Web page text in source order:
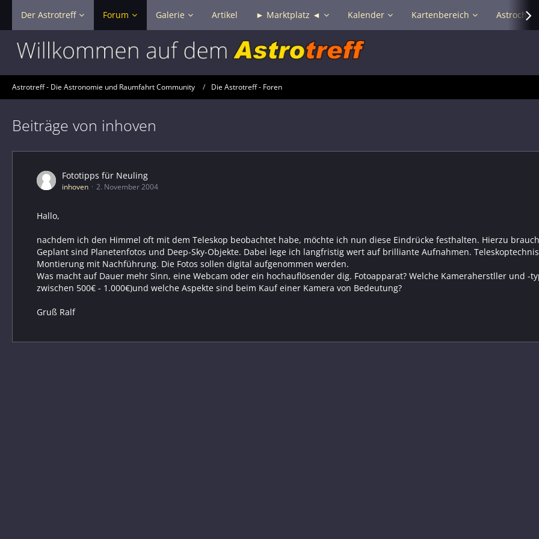
Der Astrotreff Forum Galerie Artikel ► Marktplatz ◄ Kalender Kartenbereich Astrochat
Astrotreff - Die Astronomie und Raumfahrt Community Die Astrotreff - Foren
Beiträge von inhoven
Fototipps für Neuling
inhoven 2. November 2004
Hallo,
nachdem ich den Himmel oft mit dem Teleskop beobachtet habe, möchte ich nun diese Eindrücke festhalten. Hierzu
Geplant sind Planetenfotos und Deep-Sky-Objekte. Dabei lege ich langfristig wert auf brilliante Aufnahmen.
Montierung mit Nachführung. Die Fotos sollen digital aufgenommen werden.
Was macht auf Dauer mehr Sinn, eine Webcam oder ein hochauflösender dig. Fotoapparat? Welche Kameraherstller und -
zwischen 500€ - 1.000€)und welche Aspekte sind beim Kauf einer Kamera von Bedeutung?
Gruß Ralf